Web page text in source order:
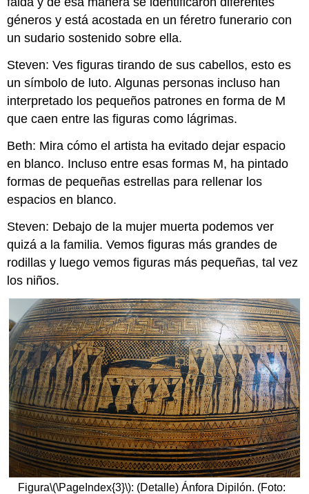
géneros y está acostada en un féretro funerario con
un sudario sostenido sobre ella.
Steven: Ves figuras tirando de sus cabellos, esto es
un símbolo de luto. Algunas personas incluso han
interpretado los pequeños patrones en forma de M
que caen entre las figuras como lágrimas.
Beth: Mira cómo el artista ha evitado dejar espacio
en blanco. Incluso entre esas formas M, ha pintado
formas de pequeñas estrellas para rellenar los
espacios en blanco.
Steven: Debajo de la mujer muerta podemos ver
quizá a la familia. Vemos figuras más grandes de
rodillas y luego vemos figuras más pequeñas, tal vez
los niños.
Figura\(\PageIndex{3}\): (Detalle) Ánfora Dipilón. (Foto: